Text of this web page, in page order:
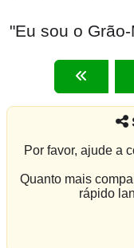
"Eu sou o
Por favor, ajude a
Quanto mais
rápido